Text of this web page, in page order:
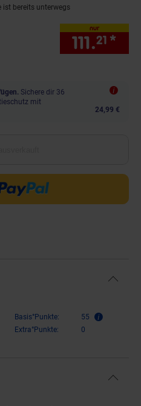
ist bereits unterwegs
nur
111.21 *
Sichere dir 36
mit
24,99 €
Basis°Punkte:
55
Extra°Punkte:
0